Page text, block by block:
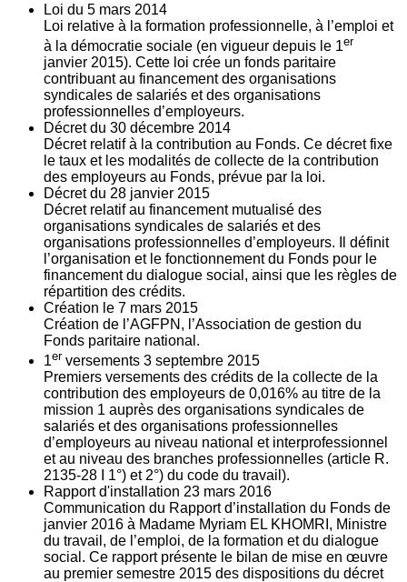
Loi du 5 mars 2014
Loi relative à la formation professionnelle, à l’emploi et
à la démocratie sociale (en vigueur depuis le 1er
janvier 2015). Cette loi crée un fonds paritaire
contribuant au financement des organisations
syndicales de salariés et des organisations
professionnelles d’employeurs.
Décret du 30 décembre 2014
Décret relatif à la contribution au Fonds. Ce décret fixe
le taux et les modalités de collecte de la contribution
des employeurs au Fonds, prévue par la loi.
Décret du 28 janvier 2015
Décret relatif au financement mutualisé des
organisations syndicales de salariés et des
organisations professionnelles d’employeurs. Il définit
l’organisation et le fonctionnement du Fonds pour le
financement du dialogue social, ainsi que les règles de
répartition des crédits.
Création le 7 mars 2015
Création de l’AGFPN, l’Association de gestion du
Fonds paritaire national.
1er versements 3 septembre 2015
Premiers versements des crédits de la collecte de la
contribution des employeurs de 0,016% au titre de la
mission 1 auprès des organisations syndicales de
salariés et des organisations professionnelles
d’employeurs au niveau national et interprofessionnel
et au niveau des branches professionnelles (article R.
2135‐28 I 1°) et 2°) du code du travail).
Rapport d'installation 23 mars 2016
Communication du Rapport d’installation du Fonds de
janvier 2016 à Madame Myriam EL KHOMRI, Ministre
du travail, de l’emploi, de la formation et du dialogue
social. Ce rapport présente le bilan de mise en œuvre
au premier semestre 2015 des dispositions du décret